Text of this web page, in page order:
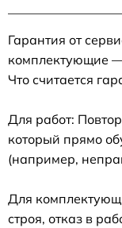
Гарантия от
комплектующие
Что считается
Для работ:
который прямо
(например,
Для
строя, отказ в